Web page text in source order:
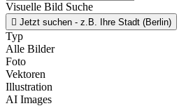
Visuelle Bild Suche
 Jetzt suchen - z.B. Ihre Stadt (Berlin)
Typ
Alle Bilder
Foto
Vektoren
Illustration
AI Images